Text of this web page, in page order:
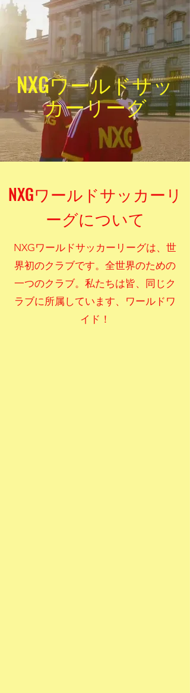
NXGワールドサッ
カーリーグ
NXGワールドサッカーリ
ーグについて
NXGワールドサッカーリーグは、世
界初のクラブです。全世界のための
一つのクラブ。私たちは皆、同じク
ラブに所属しています、ワールドワ
イド！